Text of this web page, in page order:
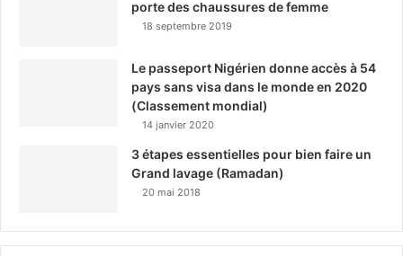
porte des chaussures de femme
18 septembre 2019
Le passeport Nigérien donne accès à 54
pays sans visa dans le monde en 2020
(Classement mondial)
14 janvier 2020
3 étapes essentielles pour bien faire un
Grand lavage (Ramadan)
20 mai 2018